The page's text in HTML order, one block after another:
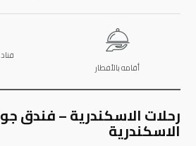
أقامه بالأفطار
رحلات الاسكندرية – فندق
الاسكندرية